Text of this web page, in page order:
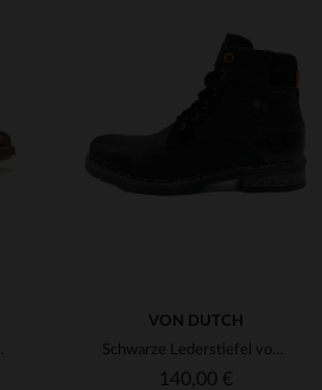
Leder
VON DUTCH
Schwarze Lederstiefel von Von Dutch
140,00 €